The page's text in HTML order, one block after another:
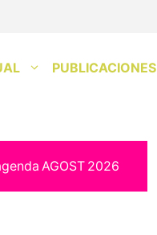
PUBLICACIONES
AGOST 2026